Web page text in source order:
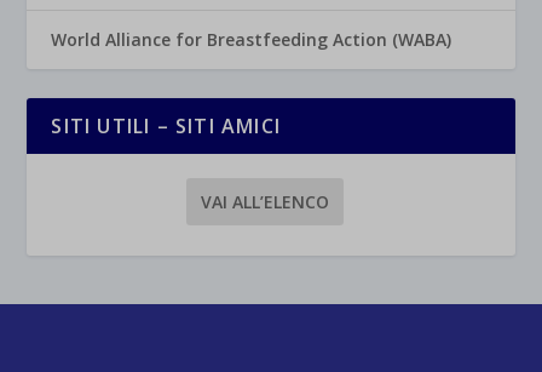
World Alliance for Breastfeeding Action (WABA)
SITI UTILI – SITI AMICI
VAI ALL’ELENCO